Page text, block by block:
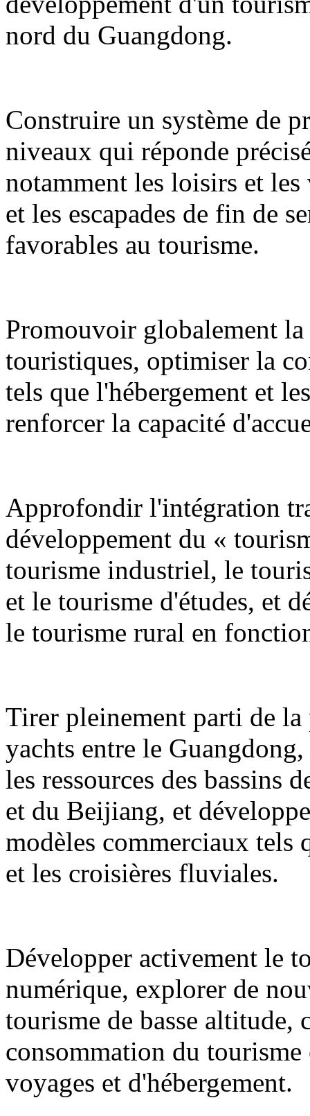
nord du Guangdong.
Construire un système de
niveaux qui réponde
notamment les loisirs et
et les escapades de fin de
favorables au tourisme.
Promouvoir globalement
touristiques, optimiser la
tels que l'hébergement et
renforcer la capacité
Approfondir l'intégration
développement du «
tourisme industriel, le
et le tourisme d'études, et
le tourisme rural en
Tirer pleinement parti de
yachts entre le
les ressources des bassins
et du Beijiang, et
modèles commerciaux tels
et les croisières fluviales.
Développer activement le
numérique, explorer de
tourisme de basse altitude,
consommation du
voyages et d'hébergement.